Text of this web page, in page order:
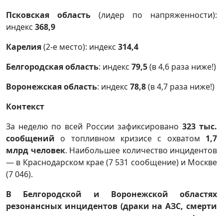
Псковская область (лидер по напряженности):
индекс 368,9
Карелия(2-е место): индекс 314,4
Белгородская область: индекс 79,5(в 4,6 раза ниже!)
Воронежская область: индекс 78,8(в 4,7 раза ниже!)
Контекст
За неделю по всей России зафиксировано 323 тыс.
сообщений о топливном кризисе с охватом 1,7
млрд человек. Наибольшее количество инцидентов
— в Краснодарском крае (7 531 сообщение) и Москве
(7 046).
В Белгородской и Воронежской областях
резонансных инцидентов (драки на АЗС, смерти